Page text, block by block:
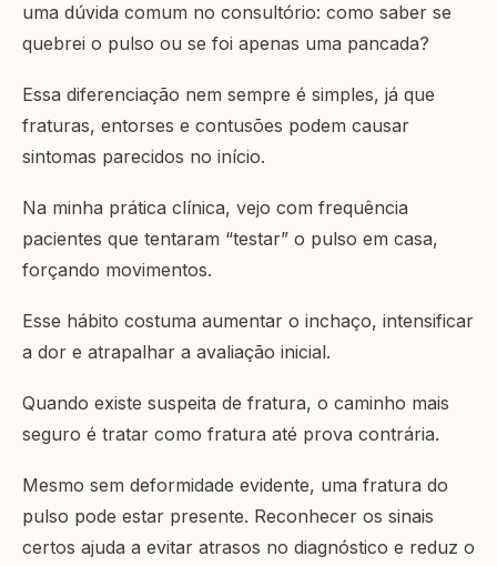
uma dúvida comum no consultório: como saber se
quebrei o pulso ou se foi apenas uma pancada?
Essa diferenciação nem sempre é simples, já que
fraturas, entorses e contusões podem causar
sintomas parecidos no início.
Na minha prática clínica, vejo com frequência
pacientes que tentaram “testar” o pulso em casa,
forçando movimentos.
Esse hábito costuma aumentar o inchaço, intensificar
a dor e atrapalhar a avaliação inicial.
Quando existe suspeita de fratura, o caminho mais
seguro é tratar como fratura até prova contrária.
Mesmo sem deformidade evidente, uma fratura do
pulso pode estar presente. Reconhecer os sinais
certos ajuda a evitar atrasos no diagnóstico e reduz o